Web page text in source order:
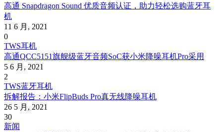
高通 Snapdragon Sound 优质音频认证，助力轻松选购蓝牙耳
机
11 6 月, 2021
0
TWS耳机
高通QCC5151旗舰级蓝牙音频SoC获小米降噪耳机Pro采用
5 6 月, 2021
2
TWS蓝牙耳机
拆解报告：小米FlipBuds Pro真无线降噪耳机
26 5 月, 2021
30
新闻